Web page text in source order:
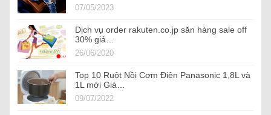
07/05/2023
Dịch vụ order rakuten.co.jp săn hàng sale off
30% giá…
26/06/2020
Top 10 Ruột Nồi Cơm Điện Panasonic 1,8L và
1L mới Giá…
09/07/2022